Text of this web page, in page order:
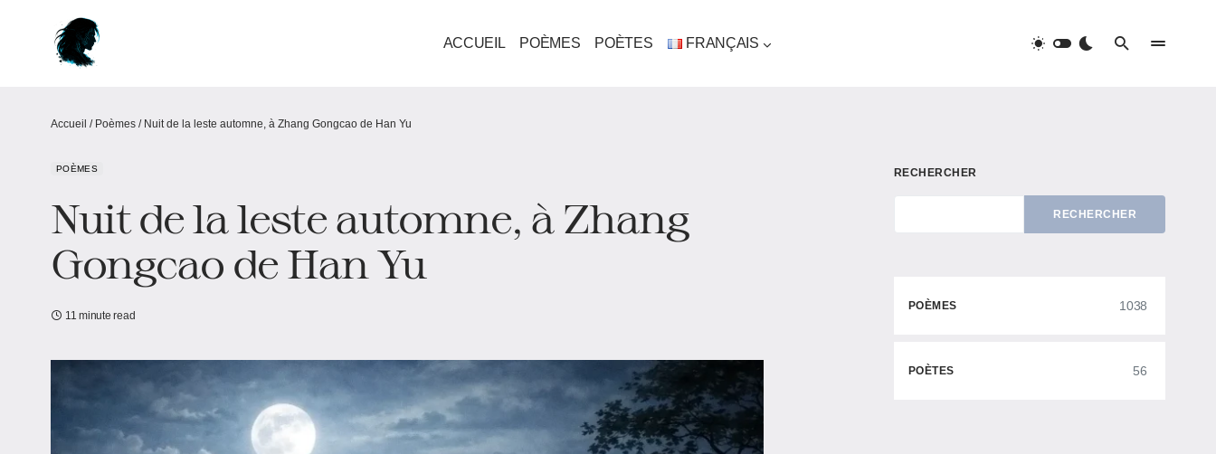
ACCUEIL POÈMES POÈTES FRANÇAIS
Accueil / Poèmes / Nuit de la leste automne, à Zhang Gongcao de Han Yu
POÈMES
Nuit de la leste automne, à Zhang
Gongcao de Han Yu
11 minute read
RECHERCHER
RECHERCHER
POÈMES 1038
POÈTES 56